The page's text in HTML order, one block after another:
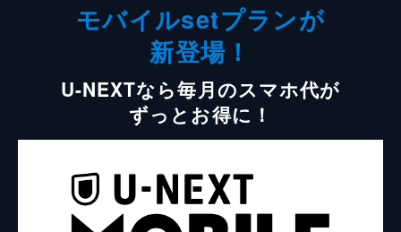
モバイルsetプランが
新登場！
U-NEXTなら毎月のスマホ代が
ずっとお得に！